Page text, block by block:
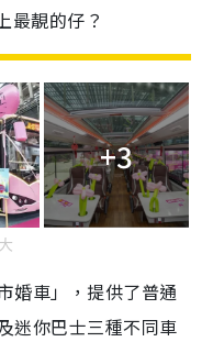
最靚的仔？
+3
婚車」，提供了普通
迷你巴士三種不同車